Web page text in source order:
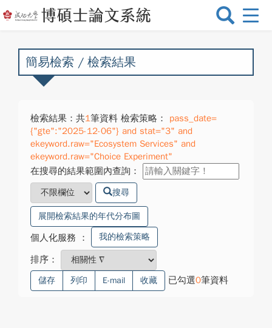
選
換
簡易檢索 / 檢索結果
檢索結果：共1筆資料 檢索策略：
pass_date=
{"gte":"2025-12-06"} and stat="3" and
ekeyword.raw="Ecosystem Services" and
ekeyword.raw="Choice Experiment"
在搜尋的結果範圍內查詢：
搜尋
展開檢索結果的年代分布圖
個人化服務 ： 我的檢索策略
排序：
儲存 列印 E-mail 收藏 已勾選0筆資料